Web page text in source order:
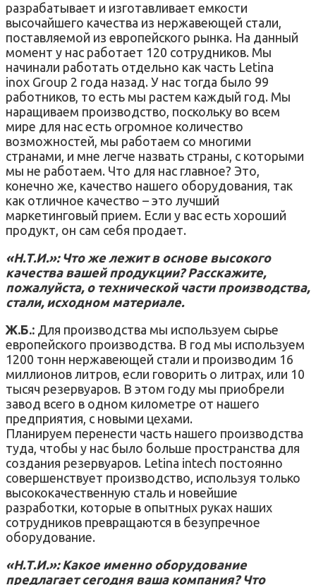
разрабатывает и изготавливает емкости
высочайшего качества из нержавеющей стали,
поставляемой из европейского рынка. На данный
момент у нас работает 120 сотрудников. Мы
начинали работать отдельно как часть Letina
inox Group 2 года назад. У нас тогда было 99
работников, то есть мы растем каждый год. Мы
наращиваем производство, поскольку во всем
мире для нас есть огромное количество
возможностей, мы работаем со многими
странами, и мне легче назвать страны, с которыми
мы не работаем. Что для нас главное? Это,
конечно же, качество нашего оборудования, так
как отличное качество – это лучший
маркетинговый прием. Если у вас есть хороший
продукт, он сам себя продает.
«Н.Т.И.»: Что же лежит в основе высокого
качества вашей продукции? Расскажите,
пожалуйста, о технической части производства,
стали, исходном материале.
Ж.Б.: Для производства мы используем сырье
европейского производства. В год мы используем
1200 тонн нержавеющей стали и производим 16
миллионов литров, если говорить о литрах, или 10
тысяч резервуаров. В этом году мы приобрели
завод всего в одном километре от нашего
предприятия, с новыми цехами.
Планируем перенести часть нашего производства
туда, чтобы у нас было больше пространства для
создания резервуаров. Letina intech постоянно
совершенствует производство, используя только
высококачественную сталь и новейшие
разработки, которые в опытных руках наших
сотрудников превращаются в безупречное
оборудование.
«Н.Т.И.»: Какое именно оборудование
предлагает сегодня ваша компания? Что